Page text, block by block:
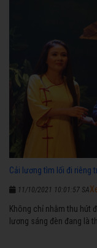
Cải lương tìm lối đi riêng
11/10/2021 10:01:57 SA
Không chỉ nhằm thu hút
lương sáng đèn đang là